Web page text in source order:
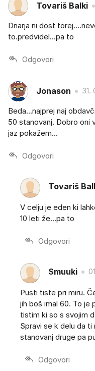
Tovariš Balki
Dnarja ni dost
to.predvidel...pa to
Odgovori
Jonason 31.
Beda...najprej naj
50 stanovanj. Dobro oni
jaz pokažem...
Odgovori
Tovariš
V celju je eden ki
10 leti že...pa to
Odgovori
Smuuki
Pusti tiste pri miru.
jih boš imal 60. To je
tistim ki so s svojim
Spravi se k delu da
stanovanj druge pa
Odgovori